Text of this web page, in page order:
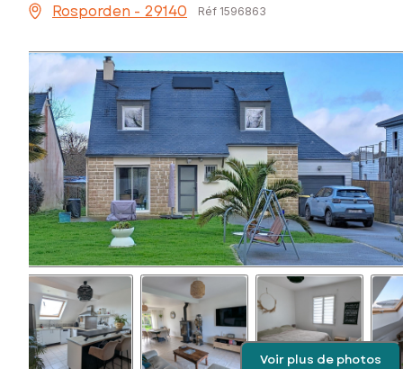
Rosporden - 29140 Réf 1596863
Voir plus de photos